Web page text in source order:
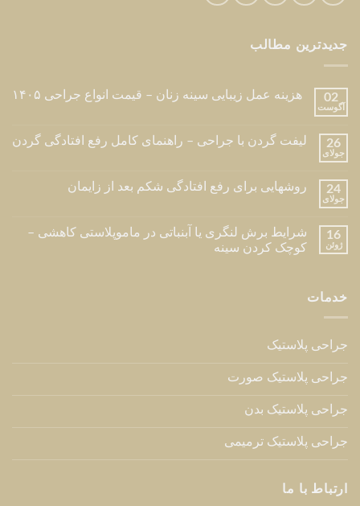
جدیدترین مطالب
02
آگوست
هزینه عمل زیبایی سینه زنان – قیمت انواع جراحی ۱۴۰۵
26
جولای
لیفت گردن با جراحی – راهنمای کامل رفع افتادگی گردن
24
جولای
روشهایی برای رفع افتادگی شکم بعد از زایمان
16
ژوئن
شرایط برش لنگری یا آبنباتی در ماموپلاستی کاهشی –
کوچک کردن سینه
خدمات
جراحی پلاستیک
جراحی پلاستیک صورت
جراحی پلاستیک بدن
جراحی پلاستیک ترمیمی
ارتباط با ما